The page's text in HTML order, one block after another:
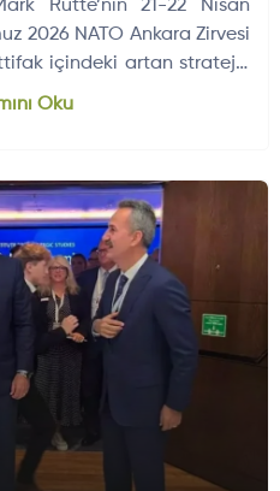
Rutte’nin 21-22 Nisan
2026 NATO Ankara Zirvesi
ittifak içindeki artan stratejik
verdi.
Oku